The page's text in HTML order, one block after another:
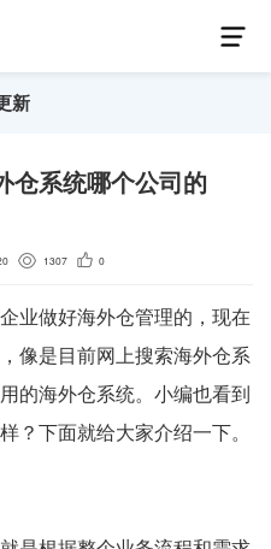
新
仓系统哪个公司的
1307 0
业做好海外仓管理的，现在
像是目前网上搜索海外仓系
的海外仓系统。小编也看到
？下面就给大家介绍一下。